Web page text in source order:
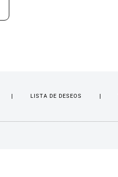
LISTA DE DESEOS